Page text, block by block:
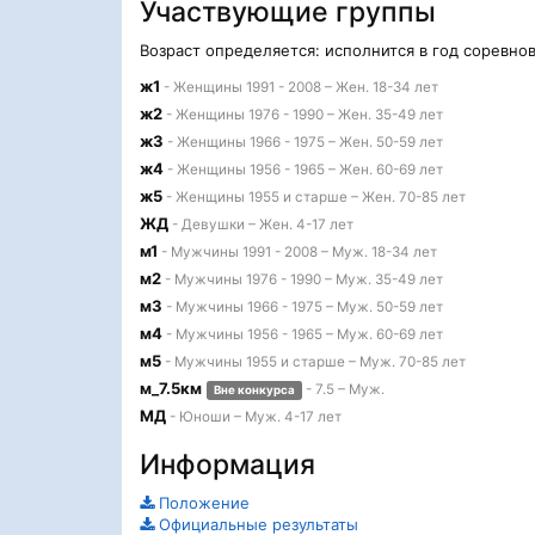
Участвующие группы
Возраст определяется: исполнится в год
ж1 - Женщины 1991 - 2008 – Жен. 18-34 лет
ж2 - Женщины 1976 - 1990 – Жен. 35-49 лет
ж3 - Женщины 1966 - 1975 – Жен. 50-59 лет
ж4 - Женщины 1956 - 1965 – Жен. 60-69 лет
ж5 - Женщины 1955 и старше – Жен. 70-85 лет
ЖД - Девушки – Жен. 4-17 лет
м1 - Мужчины 1991 - 2008 – Муж. 18-34 лет
м2 - Мужчины 1976 - 1990 – Муж. 35-49 лет
м3 - Мужчины 1966 - 1975 – Муж. 50-59 лет
м4 - Мужчины 1956 - 1965 – Муж. 60-69 лет
м5 - Мужчины 1955 и старше – Муж. 70-85 лет
м_7.5км Вне конкурса - 7.5 – Муж.
МД - Юноши – Муж. 4-17 лет
Информация
Положение
Официальные результаты